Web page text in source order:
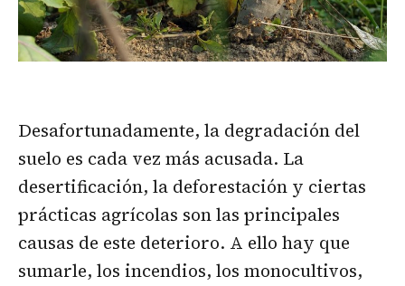
Desafortunadamente, la degradación del
suelo es cada vez más acusada. La
desertificación, la deforestación y ciertas
prácticas agrícolas son las principales
causas de este deterioro. A ello hay que
sumarle, los incendios, los monocultivos,